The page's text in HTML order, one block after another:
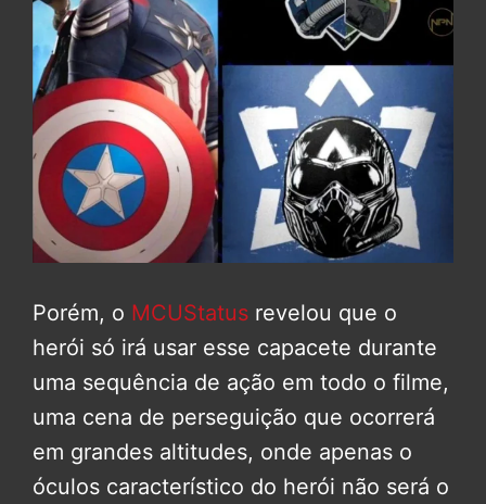
Porém, o MCUStatus revelou que o
herói só irá usar esse capacete durante
uma sequência de ação em todo o filme,
uma cena de perseguição que ocorrerá
em grandes altitudes, onde apenas o
óculos característico do herói não será o